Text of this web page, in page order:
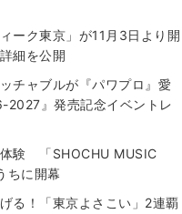
ーク東京」が11月3日より開
細を公開
チャブルが『パワプロ』愛
2027』発売記念イベントレ
験 「SHOCHU MUSIC
ちに開幕
る！「東京よさこい」2連覇